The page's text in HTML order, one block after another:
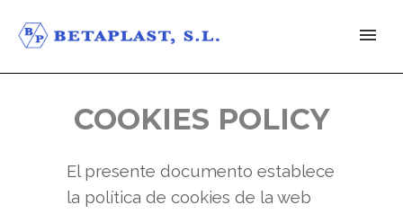
COOKIES POLICY
El presente documento establece
la política de cookies de la web